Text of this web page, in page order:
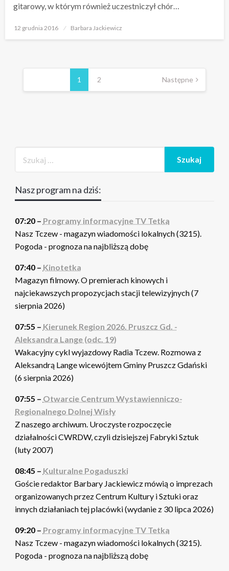
gitarowy, w którym również uczestniczył chór…
Opublikowane
12 grudnia 2016 Barbara Jackiewicz
Stronicowanie
1 2 Następne
Nasz program na dziś:
07:20 – Programy informacyjne TV Tetka
Nasz Tczew - magazyn wiadomości lokalnych (3215).
Pogoda - prognoza na najbliższą dobę
07:40 – Kinotetka
Magazyn filmowy. O premierach kinowych i
najciekawszych propozycjach stacji telewizyjnych (7
sierpnia 2026)
07:55 – Kierunek Region 2026. Pruszcz Gd. -
Aleksandra Lange (odc. 19)
Wakacyjny cykl wyjazdowy Radia Tczew. Rozmowa z
Aleksandrą Lange wicewójtem Gminy Pruszcz Gdański
(6 sierpnia 2026)
07:55 – Otwarcie Centrum Wystawienniczo-
Regionalnego Dolnej Wisły
Z naszego archiwum. Uroczyste rozpoczęcie
działalności CWRDW, czyli dzisiejszej Fabryki Sztuk
(luty 2007)
08:45 – Kulturalne Pogaduszki
Goście redaktor Barbary Jackiewicz mówią o imprezach
organizowanych przez Centrum Kultury i Sztuki oraz
innych działaniach tej placówki (wydanie z 30 lipca 2026)
09:20 – Programy informacyjne TV Tetka
Nasz Tczew - magazyn wiadomości lokalnych (3215).
Pogoda - prognoza na najbliższą dobę